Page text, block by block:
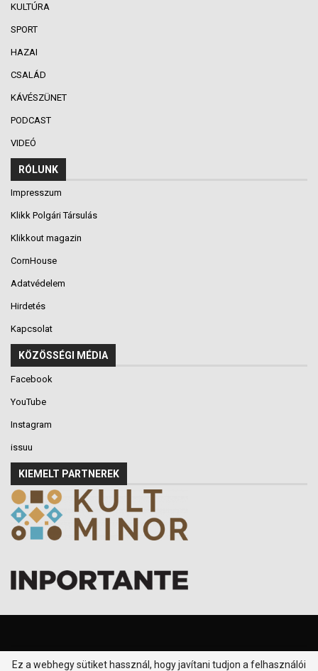
KULTÚRA
SPORT
HAZAI
CSALÁD
KÁVÉSZÜNET
PODCAST
VIDEÓ
RÓLUNK
Impresszum
Klikk Polgári Társulás
Klikkout magazin
CornHouse
Adatvédelem
Hirdetés
Kapcsolat
KÖZÖSSÉGI MÉDIA
Facebook
YouTube
Instagram
issuu
KIEMELT PARTNEREK
© 2016-2026 - Klikk P.T. - Minden jog fenntartva.
Ez a webhegy sütiket hassznál, hogy javítani tudjon a felhasználói